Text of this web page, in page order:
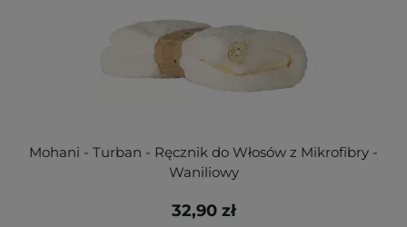
Mohani - Turban - Ręcznik do Włosów z Mikrofibry -
Waniliowy
32,90 zł